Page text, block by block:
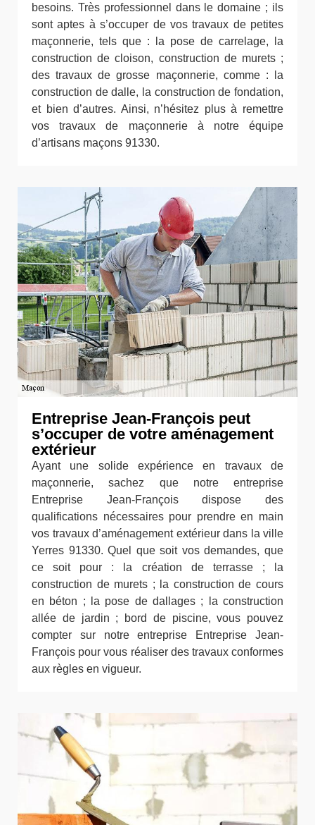
besoins. Très professionnel dans le domaine ; ils
sont aptes à s’occuper de vos travaux de petites
maçonnerie, tels que : la pose de carrelage, la
construction de cloison, construction de murets ;
des travaux de grosse maçonnerie, comme : la
construction de dalle, la construction de fondation,
et bien d’autres. Ainsi, n’hésitez plus à remettre
vos travaux de maçonnerie à notre équipe
d’artisans maçons 91330.
Entreprise Jean-François peut
s’occuper de votre aménagement
extérieur
Ayant une solide expérience en travaux de
maçonnerie, sachez que notre entreprise
Entreprise Jean-François dispose des
qualifications nécessaires pour prendre en main
vos travaux d’aménagement extérieur dans la ville
Yerres 91330. Quel que soit vos demandes, que
ce soit pour : la création de terrasse ; la
construction de murets ; la construction de cours
en béton ; la pose de dallages ; la construction
allée de jardin ; bord de piscine, vous pouvez
compter sur notre entreprise Entreprise Jean-
François pour vous réaliser des travaux conformes
aux règles en vigueur.